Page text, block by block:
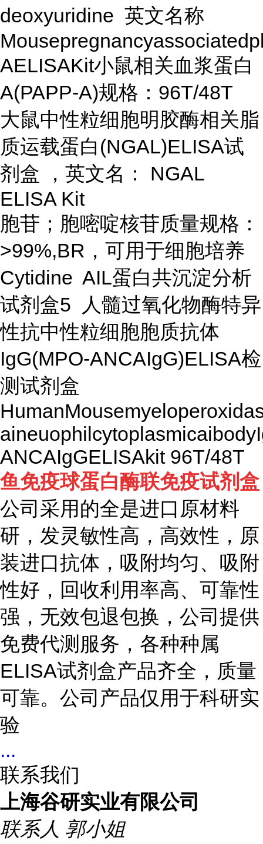
deoxyuridine 英文名称
AELISAKit小鼠相关血浆蛋白
A(PAPP-A)规格：96T/48T
大鼠中性粒细胞明胶酶相关脂
质运载蛋白(NGAL)ELISA试
剂盒 ，英文名： NGAL
ELISA Kit
胞苷；胞嘧啶核苷质量规格：
>99%,BR，可用于细胞培养
Cytidine AIL蛋白共沉淀分析
试剂盒5 人髓过氧化物酶特异
性抗中性粒细胞胞质抗体
IgG(MPO-ANCAIgG)ELISA检
测试剂盒
ANCAIgGELISAkit 96T/48T
鱼免疫球蛋白酶联免疫试剂盒
公司采用的全是进口原材料
研，发灵敏性高，高效性，原
装进口抗体，吸附均匀、吸附
性好，回收利用率高、可靠性
强，无效包退包换，公司提供
免费代测服务，各种种属
ELISA试剂盒产品齐全，质量
可靠。公司产品仅用于科研实
验
...
联系我们
上海谷研实业有限公司
联系人 郭小姐